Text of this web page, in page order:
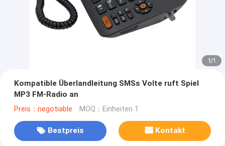
1/1
Kompatible Überlandleitung SMSs Volte ruft Spiel
MP3 FM-Radio an
Preis：negotiable MOQ：Einheiten 1
Bestpreis Kontakt